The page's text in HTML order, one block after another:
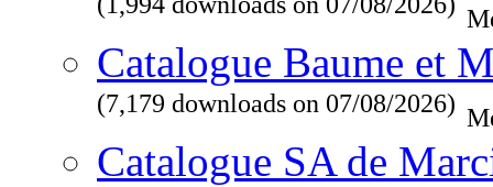
(1,994 downloads on 07/08/2026)
Catalogue Baume et
(7,179 downloads on 07/08/2026)
Catalogue SA de